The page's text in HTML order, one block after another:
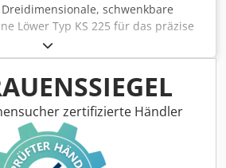
Dreidimensionale, schwenkbare
Löwer Typ KS 225 für das präzise
und geschwungenen Holzkanten.
und der leistungsstarke Motor
Schleifbild bei hoher
für kleine Tischlereien, Möbelbau
Daten: - Einsatzmöglichkeit:
Plan oder Vertikal-Schräg. -
mm - Schwenkbar: 90° Crsdpfx
1 kW
zertifizierte Händler